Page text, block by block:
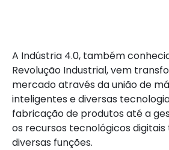
A Indústria 4.0, também
Revolução Industrial, vem
mercado através da união de
inteligentes e diversas
fabricação de produtos até a
os recursos tecnológicos
diversas funções.